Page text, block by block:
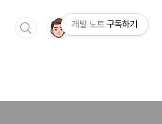
개발 노트 구독하기